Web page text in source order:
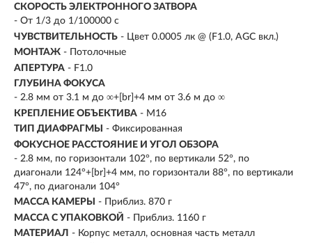
СКОРОСТЬ ЭЛЕКТРОННОГО ЗАТВОРА
- От 1/3 до 1/100000 с
ЧУВСТВИТЕЛЬНОСТЬ - Цвет 0.0005 лк @ (F1.0, AGC вкл.)
МОНТАЖ - Потолочные
АПЕРТУРА - F1.0
ГЛУБИНА ФОКУСА
- 2.8 мм от 3.1 м до ∞+[br]+4 мм от 3.6 м до ∞
КРЕПЛЕНИЕ ОБЪЕКТИВА - М16
ТИП ДИАФРАГМЫ
- Фиксированная
ФОКУСНОЕ РАССТОЯНИЕ И УГОЛ ОБЗОРА
- 2.8 мм, по горизонтали 102°, по вертикали 52°, по
диагонали 124°+[br]+4 мм, по горизонтали 88°, по вертикали
47°, по диагонали 104°
МАССА КАМЕРЫ
- Приблиз. 870 г
МАССА С УПАКОВКОЙ - Приблиз. 1160 г
МАТЕРИАЛ - Корпус металл, основная часть металл